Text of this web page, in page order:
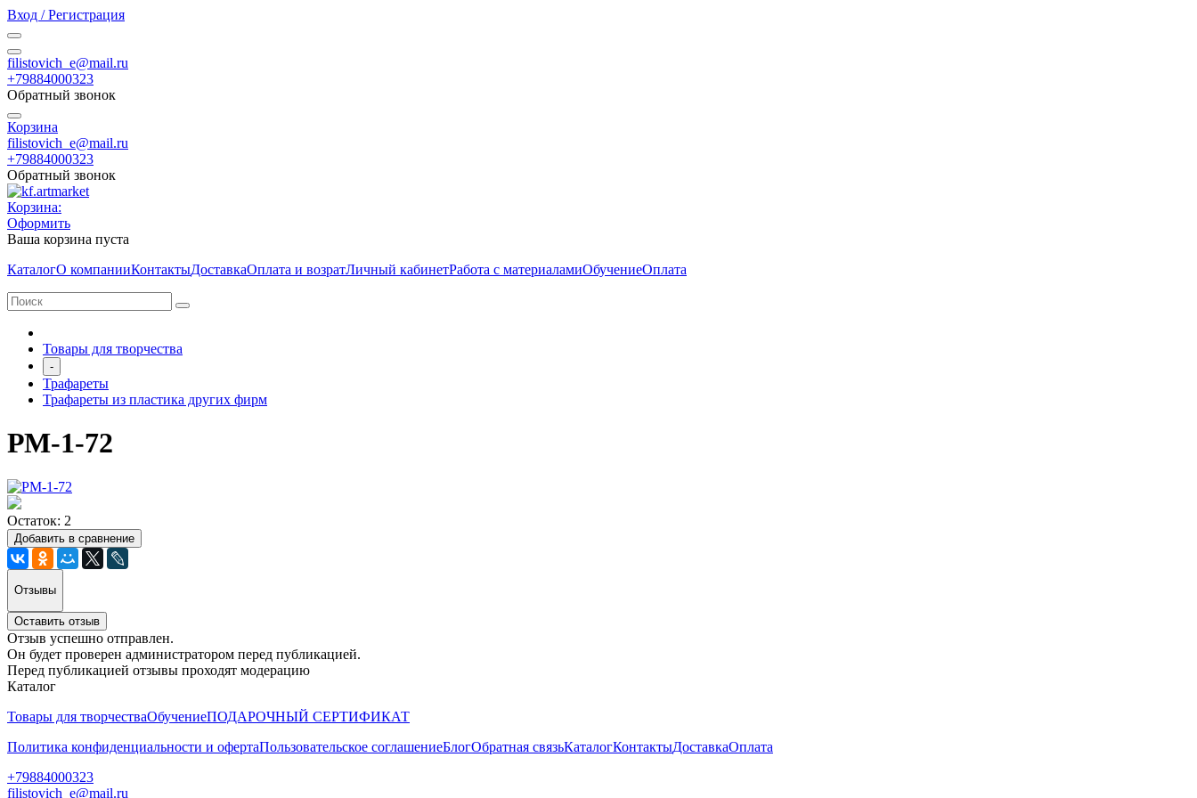
Вход / Регистрация
filistovich_e@mail.ru
+79884000323
Обратный звонок
Корзина
filistovich_e@mail.ru
+79884000323
Обратный звонок
Корзина:
Оформить
Ваша корзина пуста
КаталогО компанииКонтактыДоставкаОплата и возратЛичный кабинетРабота с материаламиОбучениеОплата
Товары для творчества
-
Трафареты
Трафареты из пластика других фирм
РМ-1-72
Остаток: 2
Добавить в сравнение
Отзывы
Оставить отзыв
Отзыв успешно отправлен.
Он будет проверен администратором перед публикацией.
Перед публикацией отзывы проходят модерацию
Каталог
Товары для творчестваОбучениеПОДАРОЧНЫЙ СЕРТИФИКАТ
Политика конфиденциальности и офертаПользовательское соглашениеБлогОбратная связьКаталогКонтактыДоставкаОплата
+79884000323
filistovich_e@mail.ru